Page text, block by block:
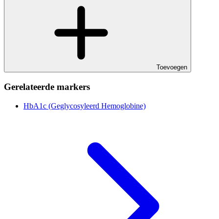
Toevoegen
Gerelateerde markers
HbA1c (Geglycosyleerd Hemoglobine)